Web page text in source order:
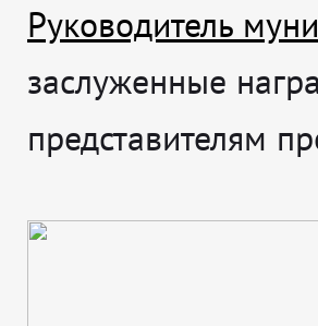
Руководитель
заслуженные
представителям